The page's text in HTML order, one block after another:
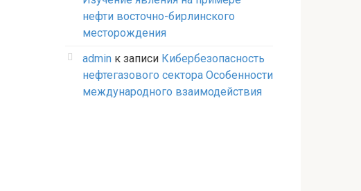
нефти восточно-бирлинского
месторождения
admin к записи Кибербезопасность
нефтегазового сектора Особенности
международного взаимодействия